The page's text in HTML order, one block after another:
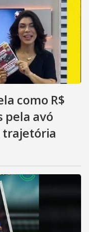
como R$
pela avó
trajetória